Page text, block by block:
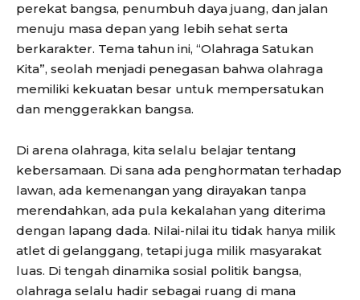
perekat bangsa, penumbuh daya juang, dan jalan
menuju masa depan yang lebih sehat serta
berkarakter. Tema tahun ini, “Olahraga Satukan
Kita”, seolah menjadi penegasan bahwa olahraga
memiliki kekuatan besar untuk mempersatukan
dan menggerakkan bangsa.
Di arena olahraga, kita selalu belajar tentang
kebersamaan. Di sana ada penghormatan terhadap
lawan, ada kemenangan yang dirayakan tanpa
merendahkan, ada pula kekalahan yang diterima
dengan lapang dada. Nilai-nilai itu tidak hanya milik
atlet di gelanggang, tetapi juga milik masyarakat
luas. Di tengah dinamika sosial politik bangsa,
olahraga selalu hadir sebagai ruang di mana